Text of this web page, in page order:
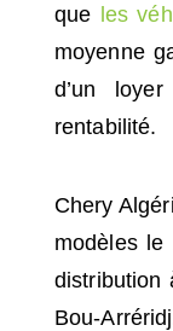
que les
moyenne
d’un
rentabilité.
Chery
modèles le
distribution
Bou-